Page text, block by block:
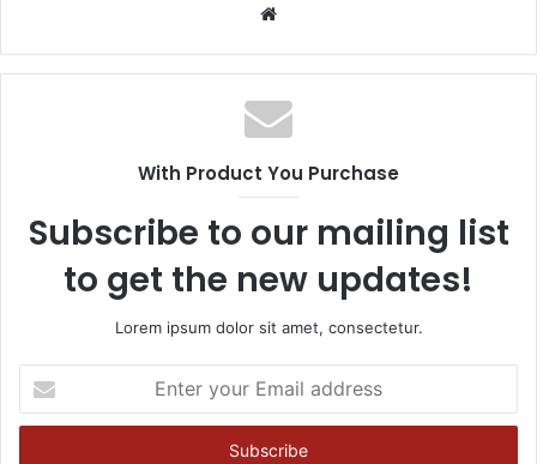
Website
With Product You Purchase
Subscribe to our mailing list
to get the new updates!
Lorem ipsum dolor sit amet, consectetur.
your
Email